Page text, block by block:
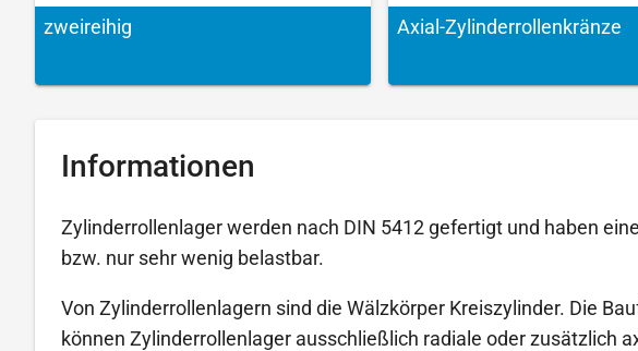
zweireihig Axial-Zylinder­rollen­kränze
Informationen
Zylinderrollenlager werden nach DIN 5412 gefertigt und haben
bzw. nur sehr wenig belastbar.
Von Zylinderrollenlagern sind die Wälzkörper Kreiszylinder. Die
können Zylinderrollenlager ausschließlich radiale oder zusätzlich